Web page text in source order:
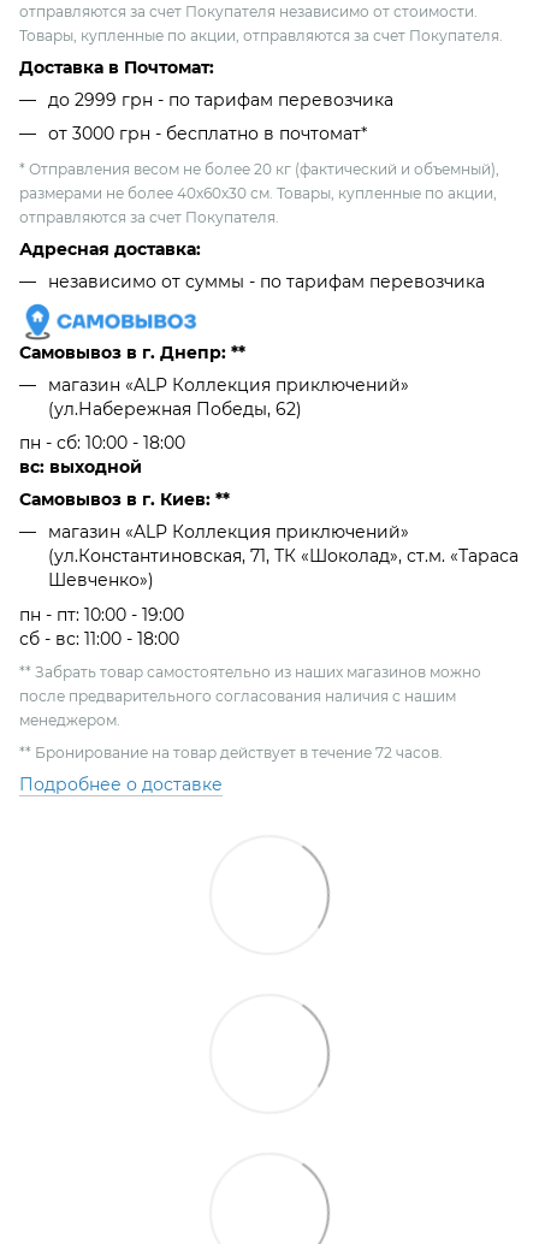
отправляются за счет Покупателя независимо от стоимости.
Товары, купленные по акции, отправляются за счет Покупателя.
Доставка в Почтомат:
до 2999 грн - по тарифам перевозчика
от 3000 грн - бесплатно в почтомат*
* Отправления весом не более 20 кг (фактический и объемный),
размерами не более 40х60х30 см. Товары, купленные по акции,
отправляются за счет Покупателя.
Адресная доставка:
независимо от cуммы - по тарифам перевозчика
Самовывоз в г. Днепр: **
магазин «ALP Коллекция приключений»
(ул.Набережная Победы, 62)
пн - сб: 10:00 - 18:00
вс: выходной
Самовывоз в г. Киев: **
магазин «ALP Коллекция приключений»
(ул.Константиновская, 71, ТК «Шоколад», ст.м. «Тараса
Шевченко»)
пн - пт: 10:00 - 19:00
сб - вс: 11:00 - 18:00
** Забрать товар самостоятельно из наших магазинов можно
после предварительного согласования наличия с нашим
менеджером.
** Бронирование на товар действует в течение 72 часов.
Подробнее о доставке